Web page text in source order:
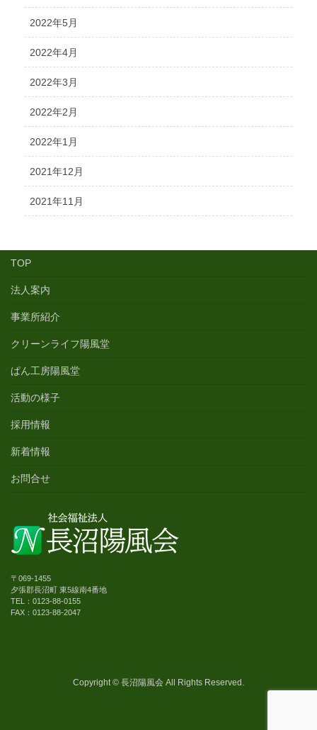
2022年5月
2022年4月
2022年3月
2022年2月
2022年1月
2021年12月
2021年11月
TOP
法人案内
事業所紹介
クリーンライフ陽風堂
ぱん工房陽風堂
活動の様子
採用情報
新着情報
お問合せ
〒069-1455
夕張郡長沼町 東5線南4番地
TEL：0123-88-0155
FAX：0123-88-2047
Copyright © 長沼陽風会 All Rights Reserved.